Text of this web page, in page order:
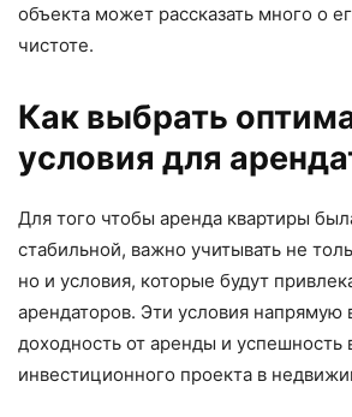
объекта может рассказать много о
чистоте.
Как выбрать
условия для
Для того чтобы аренда квартиры
стабильной, важно учитывать не
но и условия, которые будут
арендаторов. Эти условия напрямую
доходность от аренды и успешность
инвестиционного проекта в